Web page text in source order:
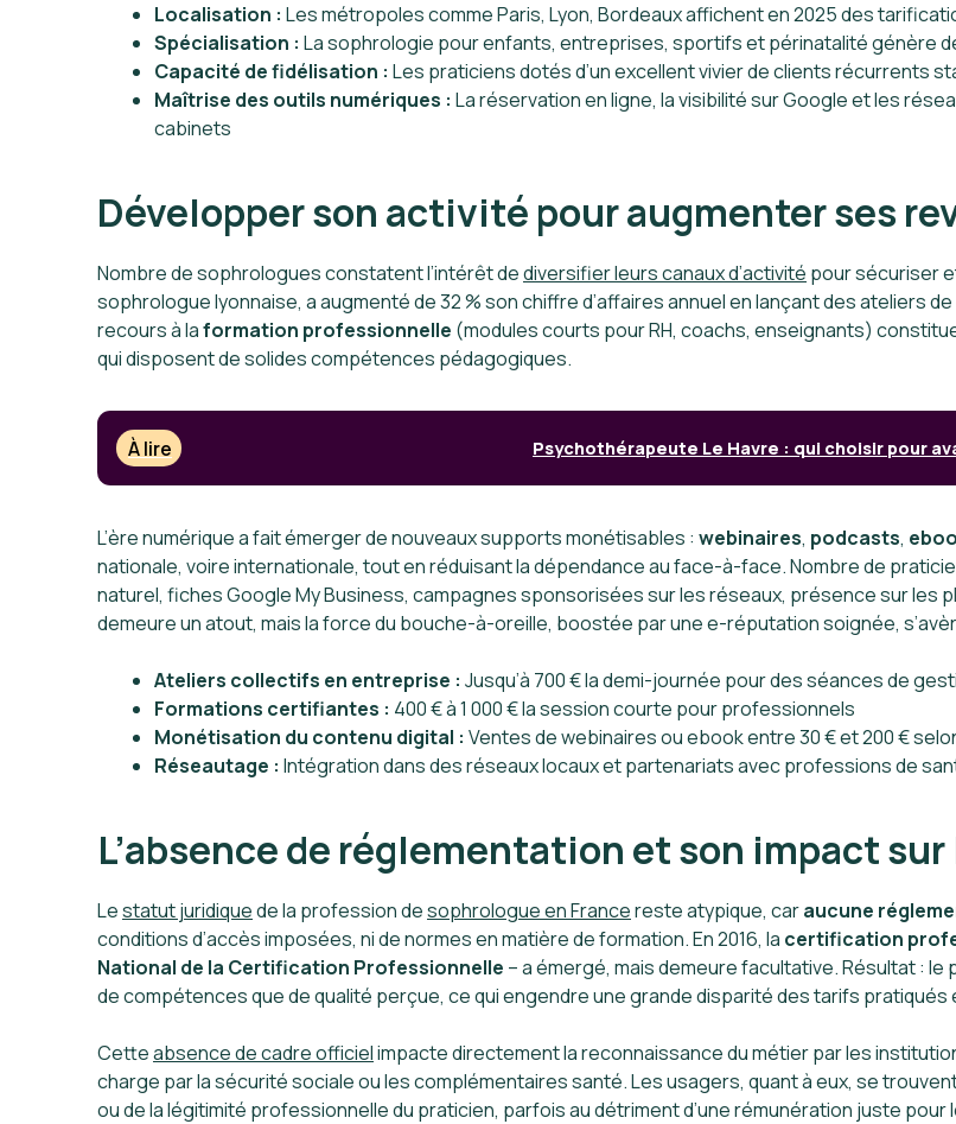
Localisation : Les métropoles comme Paris, Lyon, Bordeaux affichent en 2025 des
Spécialisation : La sophrologie pour enfants, entreprises, sportifs et périnatalité génère
Capacité de fidélisation : Les praticiens dotés d’un excellent vivier de clients récurrents
Maîtrise des outils numériques : La réservation en ligne, la visibilité sur Google et les
cabinets
Développer son activité pour augmenter ses
Nombre de sophrologues constatent l’intérêt dediversifier leurs canaux d’activité pour sécuriser
sophrologue lyonnaise, a augmenté de 32 % son chiffre d’affaires annuel en lançant des ateliers
recours à laformation professionnelle (modules courts pour RH, coachs, enseignants)
qui disposent de solides compétences pédagogiques.
À lire Psychothérapeute Le Havre : qui choisir pour
L’ère numérique a fait émerger de nouveaux supports monétisables : webinaires, podcasts,
nationale, voire internationale, tout en réduisant la dépendance au face-à-face. Nombre de
naturel, fiches Google My Business, campagnes sponsorisées sur les réseaux, présence sur
demeure un atout, mais la force du bouche-à-oreille, boostée par une e-réputation soignée,
Ateliers collectifs en entreprise : Jusqu’à 700 € la demi-journée pour des séances de
Formations certifiantes : 400 € à 1 000 € la session courte pour professionnels
Monétisation du contenu digital : Ventes de webinaires ou ebook entre 30 € et 200 €
Réseautage : Intégration dans des réseaux locaux et partenariats avec professions de
L’absence de réglementation et son impact
Lestatut juridiquede la profession desophrologue en Francereste atypique, caraucune
conditions d’accès imposées, ni de normes en matière de formation. En 2016, la certification
National de la Certification Professionnelle – a émergé, mais demeure facultative. Résultat :
de compétences que de qualité perçue, ce qui engendre une grande disparité des tarifs pratiqués
Cetteabsence de cadre officielimpacte directement la reconnaissance du métier par les
charge par la sécurité sociale ou les complémentaires santé. Les usagers, quant à eux, se
ou de la légitimité professionnelle du praticien, parfois au détriment d’une rémunération juste